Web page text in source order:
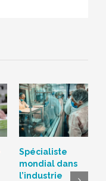
Spécialiste
mondial dans
l’industrie